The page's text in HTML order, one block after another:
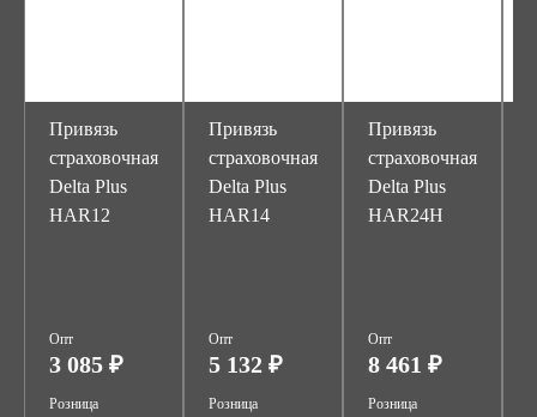
Привязь
страховочная
Delta Plus
HAR12
Опт
3 085 ₽
Розница
Привязь
страховочная
Delta Plus
HAR14
Опт
5 132 ₽
Розница
Привязь
страховочная
Delta Plus
HAR24H
Опт
8 461 ₽
Розница